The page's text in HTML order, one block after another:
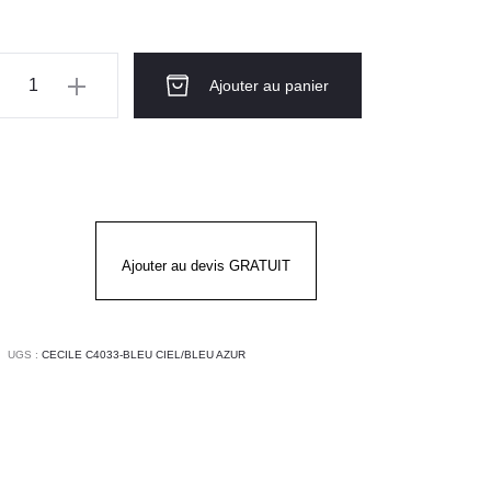
Ajouter au panier
Ajouter au devis GRATUIT
UGS : CECILE C4033-BLEU CIEL/BLEU AZUR